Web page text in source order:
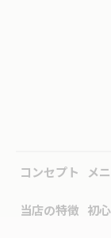
コンセプト メ
当店の特徴 初